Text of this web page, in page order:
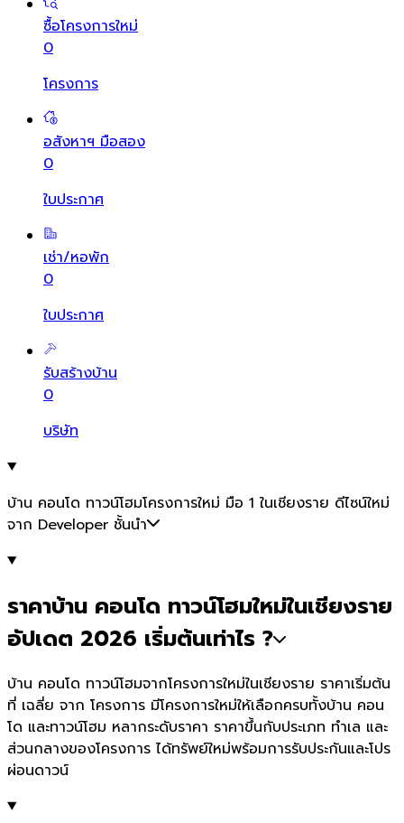
ซื้อโครงการใหม่
0
โครงการ
อสังหาฯ มือสอง
0
ใบประกาศ
เช่า/หอพัก
0
ใบประกาศ
รับสร้างบ้าน
0
บริษัท
บ้าน คอนโด ทาวน์โฮมโครงการใหม่ มือ 1 ในเชียงราย ดีไซน์ใหม่
จาก Developer ชั้นนำ
ราคาบ้าน คอนโด ทาวน์โฮมใหม่ในเชียงราย
อัปเดต 2026 เริ่มต้นเท่าไร ?
บ้าน คอนโด ทาวน์โฮมจากโครงการใหม่ในเชียงราย ราคาเริ่มต้น
ที่ เฉลี่ย จาก โครงการ มีโครงการใหม่ให้เลือกครบทั้งบ้าน คอน
โด และทาวน์โฮม หลากระดับราคา ราคาขึ้นกับประเภท ทำเล และ
ส่วนกลางของโครงการ ได้ทรัพย์ใหม่พร้อมการรับประกันและโปร
ผ่อนดาวน์